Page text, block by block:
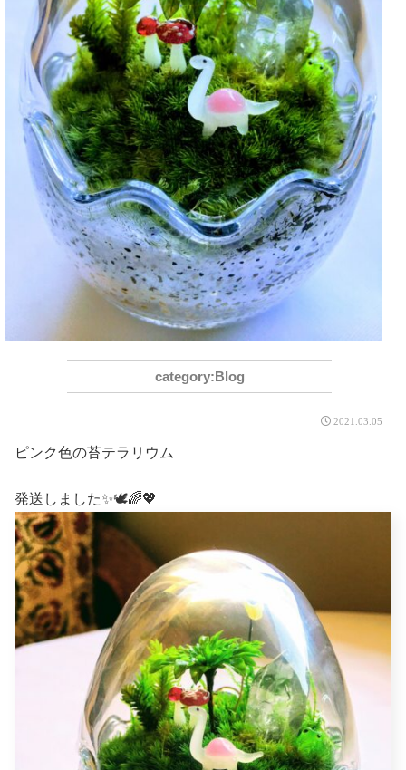
Blog
2021.03.05
ピンク色の苔テラリウム
発送しました✨🕊🌈💖